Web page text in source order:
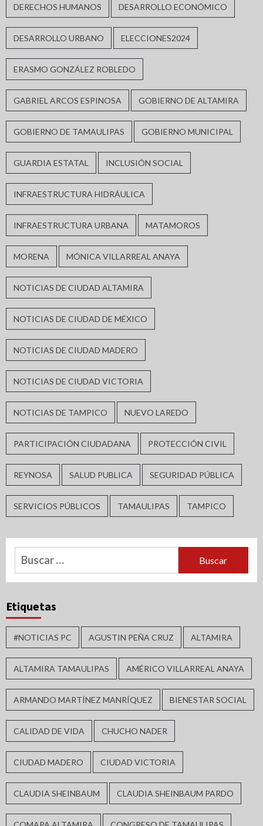
DERECHOS HUMANOS DESARROLLO ECONÓMICO
DESARROLLO URBANO ELECCIONES2024
ERASMO GONZÁLEZ ROBLEDO
GABRIEL ARCOS ESPINOSA GOBIERNO DE ALTAMIRA
GOBIERNO DE TAMAULIPAS GOBIERNO MUNICIPAL
GUARDIA ESTATAL INCLUSIÓN SOCIAL
INFRAESTRUCTURA HIDRÁULICA
INFRAESTRUCTURA URBANA MATAMOROS
MORENA MÓNICA VILLARREAL ANAYA
NOTICIAS DE CIUDAD ALTAMIRA
NOTICIAS DE CIUDAD DE MÉXICO
NOTICIAS DE CIUDAD MADERO
NOTICIAS DE CIUDAD VICTORIA
NOTICIAS DE TAMPICO NUEVO LAREDO
PARTICIPACIÓN CIUDADANA PROTECCIÓN CIVIL
REYNOSA SALUD PUBLICA SEGURIDAD PÚBLICA
SERVICIOS PÚBLICOS TAMAULIPAS TAMPICO
Buscar:
Etiquetas
#NOTICIAS PC AGUSTIN PEÑA CRUZ ALTAMIRA
ALTAMIRA TAMAULIPAS AMÉRICO VILLARREAL ANAYA
ARMANDO MARTÍNEZ MANRÍQUEZ BIENESTAR SOCIAL
CALIDAD DE VIDA CHUCHO NADER
CIUDAD MADERO CIUDAD VICTORIA
CLAUDIA SHEINBAUM CLAUDIA SHEINBAUM PARDO